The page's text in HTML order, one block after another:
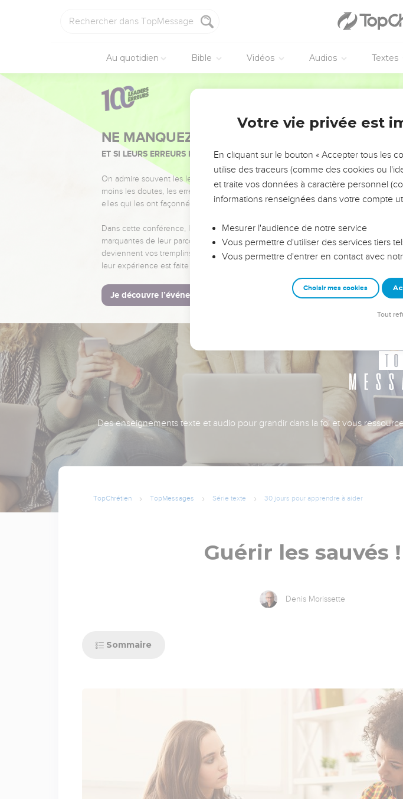
Au quotidien Bible Vidéos Audios Textes
NE MANQUEZ PAS L’ÉVÉNEMENT DE L’ANNÉE !
ET SI LEURS ERREURS POUVAIENT VOUS ÉVITER LES VOTRES ?
On admire souvent les leaders pour leurs réussites, leur impact, leur foi ou leur
moins les doutes, les erreurs et les saisons difficiles qu'ils ont traversés, alors même
elles qui les ont façonnés.
Dans cette conférence, leaders, entrepreneurs, et responsables reviennent sur les
marquantes de leur parcours et les clés pour avancer avec plus de sagesse afin
deviennent vos tremplins. Que vous guidiez un ministère, une équipe, un groupe
leur expérience est faite pour vous.
Je découvre l’événement
Des enseignements texte et audio pour grandir dans la foi et vous
TopChrétien TopMessages Série texte 30 jours pour apprendre à aider
Guérir les sauvés !
Denis Morissette
Sommaire
Votre vie privée est
En cliquant sur le bouton « Accepter tous les
utilise des traceurs (comme des cookies ou
et traite vos données à caractère personnel
informations renseignées dans votre compte
Mesurer l'audience de notre service
Vous permettre d'utiliser des services tiers
Vous permettre d'entrer en contact avec
Choisir mes cookies
Tout